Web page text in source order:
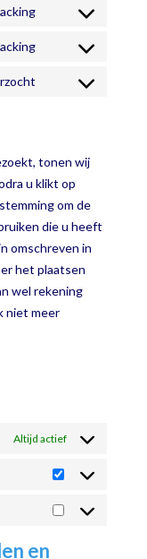
service
cleantalk-
protect
Consent
google-
Consent
Consent
diversen
tonen wij
u klikt op
om de
die u heeft
omschreven in
het plaatsen
wel rekening
niet meer
Altijd actief
Statistieken
Marketing
en